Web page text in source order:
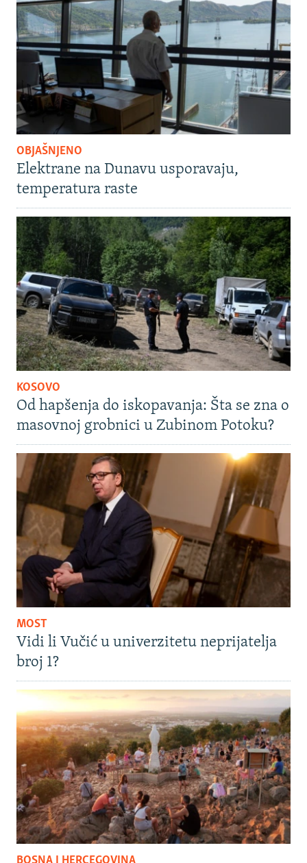
OBJAŠNJENO
Elektrane na Dunavu usporavaju,
temperatura raste
KOSOVO
Od hapšenja do iskopavanja: Šta se zna o
masovnoj grobnici u Zubinom Potoku?
MOST
Vidi li Vučić u univerzitetu neprijatelja
broj 1?